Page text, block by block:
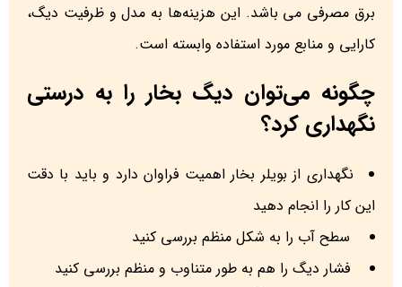
برق مصرفی می باشد. این هزینه‌ها به مدل و ظرفیت دیگ،
کارایی و منابع مورد استفاده وابسته است.
چگونه می‌توان دیگ بخار را به درستی
نگهداری کرد؟
نگهداری از بویلر بخار اهمیت فراوان دارد و باید با دقت
این کار را انجام دهید
سطح آب را به شکل منظم بررسی کنید
فشار دیگ را هم به طور متناوب و منظم بررسی کنید